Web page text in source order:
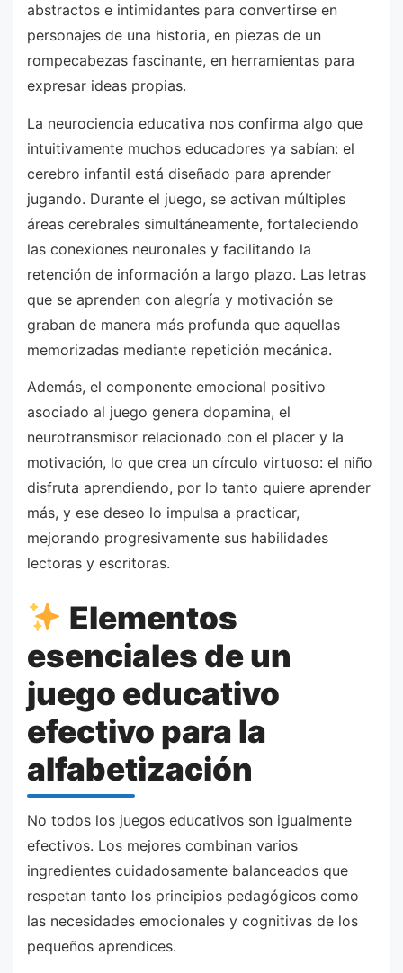
abstractos e intimidantes para convertirse en
personajes de una historia, en piezas de un
rompecabezas fascinante, en herramientas para
expresar ideas propias.
La neurociencia educativa nos confirma algo que
intuitivamente muchos educadores ya sabían: el
cerebro infantil está diseñado para aprender
jugando. Durante el juego, se activan múltiples
áreas cerebrales simultáneamente, fortaleciendo
las conexiones neuronales y facilitando la
retención de información a largo plazo. Las letras
que se aprenden con alegría y motivación se
graban de manera más profunda que aquellas
memorizadas mediante repetición mecánica.
Además, el componente emocional positivo
asociado al juego genera dopamina, el
neurotransmisor relacionado con el placer y la
motivación, lo que crea un círculo virtuoso: el niño
disfruta aprendiendo, por lo tanto quiere aprender
más, y ese deseo lo impulsa a practicar,
mejorando progresivamente sus habilidades
lectoras y escritoras.
Elementos
esenciales de un
juego educativo
efectivo para la
alfabetización
No todos los juegos educativos son igualmente
efectivos. Los mejores combinan varios
ingredientes cuidadosamente balanceados que
respetan tanto los principios pedagógicos como
las necesidades emocionales y cognitivas de los
pequeños aprendices.